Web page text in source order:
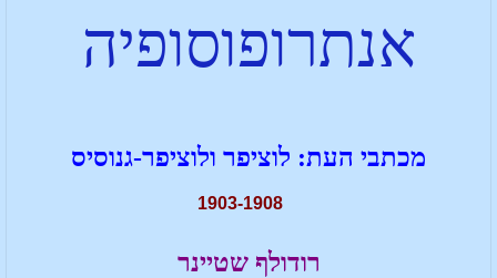
אנתרופוסופיה
מכתבי העת: לוציפר ולוציפר-גנוסיס
1903-1908
רודולף שטיינר